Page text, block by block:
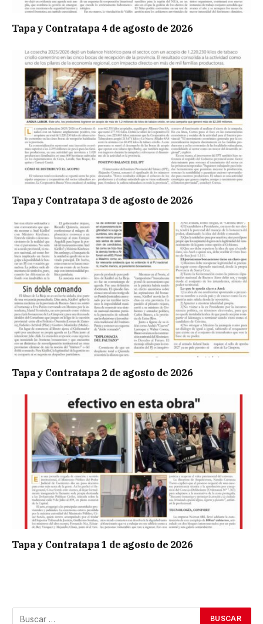
Tapa y Contratapa 4 de agosto de 2026
Tapa y Contratapa 3 de agosto de 2026
Tapa y Contratapa 2 de agosto de 2026
Tapa y Contratapa 1 de agosto de 2026